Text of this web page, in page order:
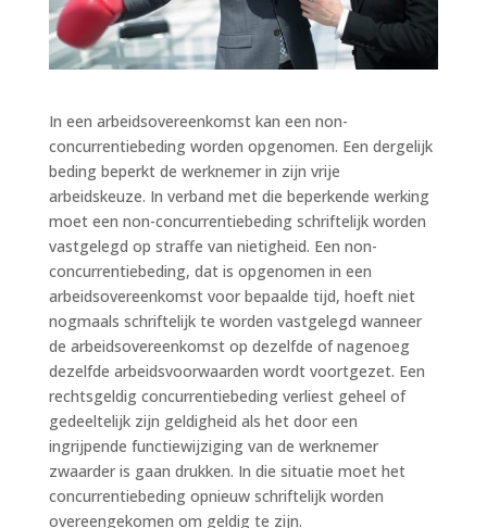
In een arbeidsovereenkomst kan een non-
concurrentiebeding worden opgenomen. Een dergelijk
beding beperkt de werknemer in zijn vrije
arbeidskeuze. In verband met die beperkende werking
moet een non-concurrentiebeding schriftelijk worden
vastgelegd op straffe van nietigheid. Een non-
concurrentiebeding, dat is opgenomen in een
arbeidsovereenkomst voor bepaalde tijd, hoeft niet
nogmaals schriftelijk te worden vastgelegd wanneer
de arbeidsovereenkomst op dezelfde of nagenoeg
dezelfde arbeidsvoorwaarden wordt voortgezet. Een
rechtsgeldig concurrentiebeding verliest geheel of
gedeeltelijk zijn geldigheid als het door een
ingrijpende functiewijziging van de werknemer
zwaarder is gaan drukken. In die situatie moet het
concurrentiebeding opnieuw schriftelijk worden
overeengekomen om geldig te zijn.